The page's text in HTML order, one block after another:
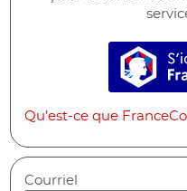
Qu’est-ce que
Courriel